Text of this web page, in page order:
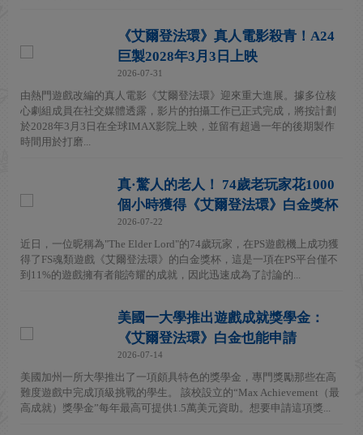
《艾爾登法環》真人電影殺青！A24
巨製2028年3月3日上映
2026-07-31
由熱門遊戲改編的真人電影《艾爾登法環》迎來重大進展。據多位核
心劇組成員在社交媒體透露，影片的拍攝工作已正式完成，將按計劃
於2028年3月3日在全球IMAX影院上映，並留有超過一年的後期製作
時間用於打磨...
真·驚人的老人！ 74歲老玩家花1000
個小時獲得《艾爾登法環》白金獎杯
2026-07-22
近日，一位昵稱為"The Elder Lord"的74歲玩家，在PS遊戲機上成功獲
得了FS魂類遊戲《艾爾登法環》的白金獎杯，這是一項在PS平台僅不
到11%的遊戲擁有者能誇耀的成就，因此迅速成為了討論的...
美國一大學推出遊戲成就獎學金：
《艾爾登法環》白金也能申請
2026-07-14
美國加州一所大學推出了一項頗具特色的獎學金，專門獎勵那些在高
難度遊戲中完成頂級挑戰的學生。 該校設立的“Max Achievement（最
高成就）獎學金”每年最高可提供1.5萬美元資助。想要申請這項獎...